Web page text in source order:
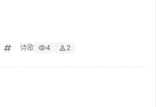
诗歌 4 2